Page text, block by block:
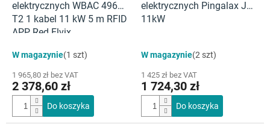
elektrycznych WBAC 4966
T2 1 kabel 11 kW 5 m RFID
APP Red Elvix
W magazynie(1 szt)
1 965,80 zł bez VAT
2 378,60 zł
Do koszyka
elektrycznych Pingalax J4-
11kW
ocena
wynosi
5,0
gwiazdek.
W magazynie(2 szt)
1 425 zł bez VAT
1 724,30 zł
Do koszyka